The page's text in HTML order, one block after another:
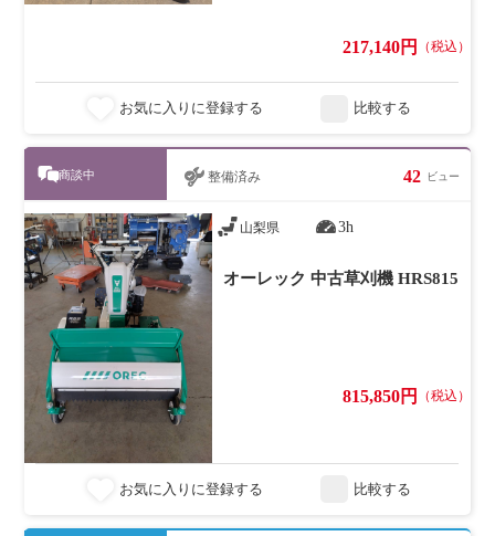
217,140円 （税込）
お気に入りに登録する 比較する
商談中 整備済み 42 ビュー
山梨県 3h
オーレック 中古草刈機 HRS815
815,850円 （税込）
お気に入りに登録する 比較する